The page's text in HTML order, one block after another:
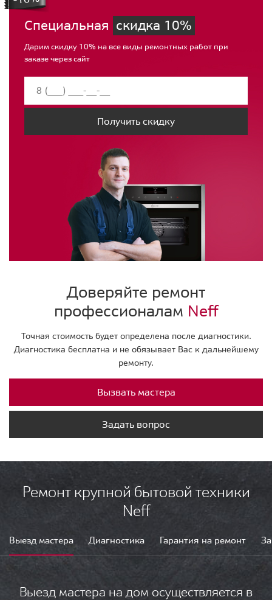
Специальная скидка 10%
Дарим скидку 10% на все виды ремонтных работ при
заказе через сайт
Получить скидку
Доверяйте ремонт
профессионалам Neff
Точная стоимость будет определена после диагностики.
Диагностика бесплатна и не обязывает Вас к дальнейшему
ремонту.
Вызвать мастера
Задать вопрос
Ремонт крупной бытовой техники
Neff
Выезд мастера Диагностика Гарантия на ремонт
Выезд мастера на дом осуществляется в